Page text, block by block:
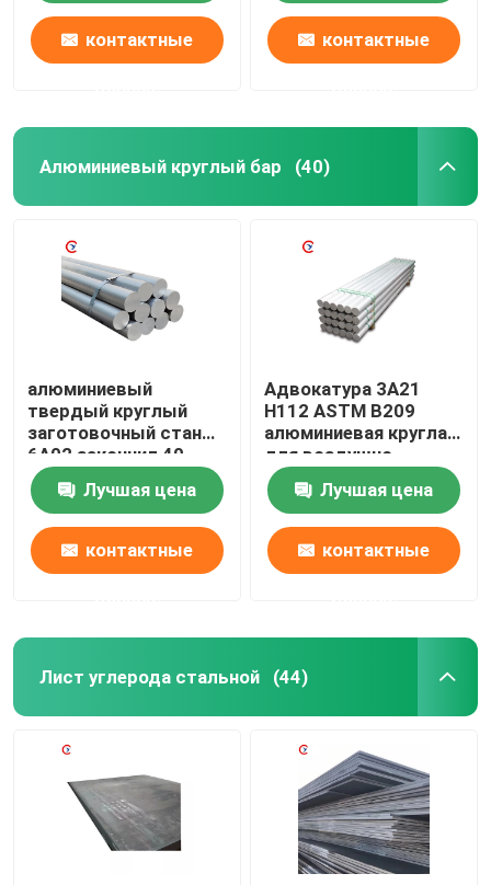
контактные контактные
Алюминиевый круглый бар (40)
алюминиевый
твердый круглый
заготовочный стан
6A02 закончил 40-
800MM OD
Лучшая цена
контактные
Адвокатура 3A21
H112 ASTM B209
алюминиевая круглая
для воздушно-
космического
пространства
авиации
Лучшая цена
контактные
Лист углерода стальной (44)